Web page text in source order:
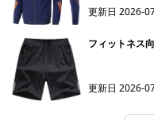
更新日2026-
フィットネス
更新日2026-